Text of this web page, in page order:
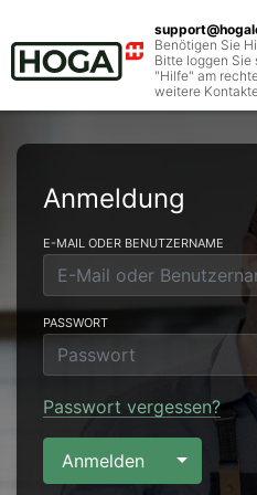
Für Einkäufer
Küchenchef
Strategischer Einkauf
Geschäftsleitung
Für Lieferanten
Benötigen Sie
Bitte loggen Sie
"Hilfe" am
weitere
Anmeldung
E-MAIL ODER BENUTZERNAME
PASSWORT
Passwort vergessen?
Anmelden Toggle